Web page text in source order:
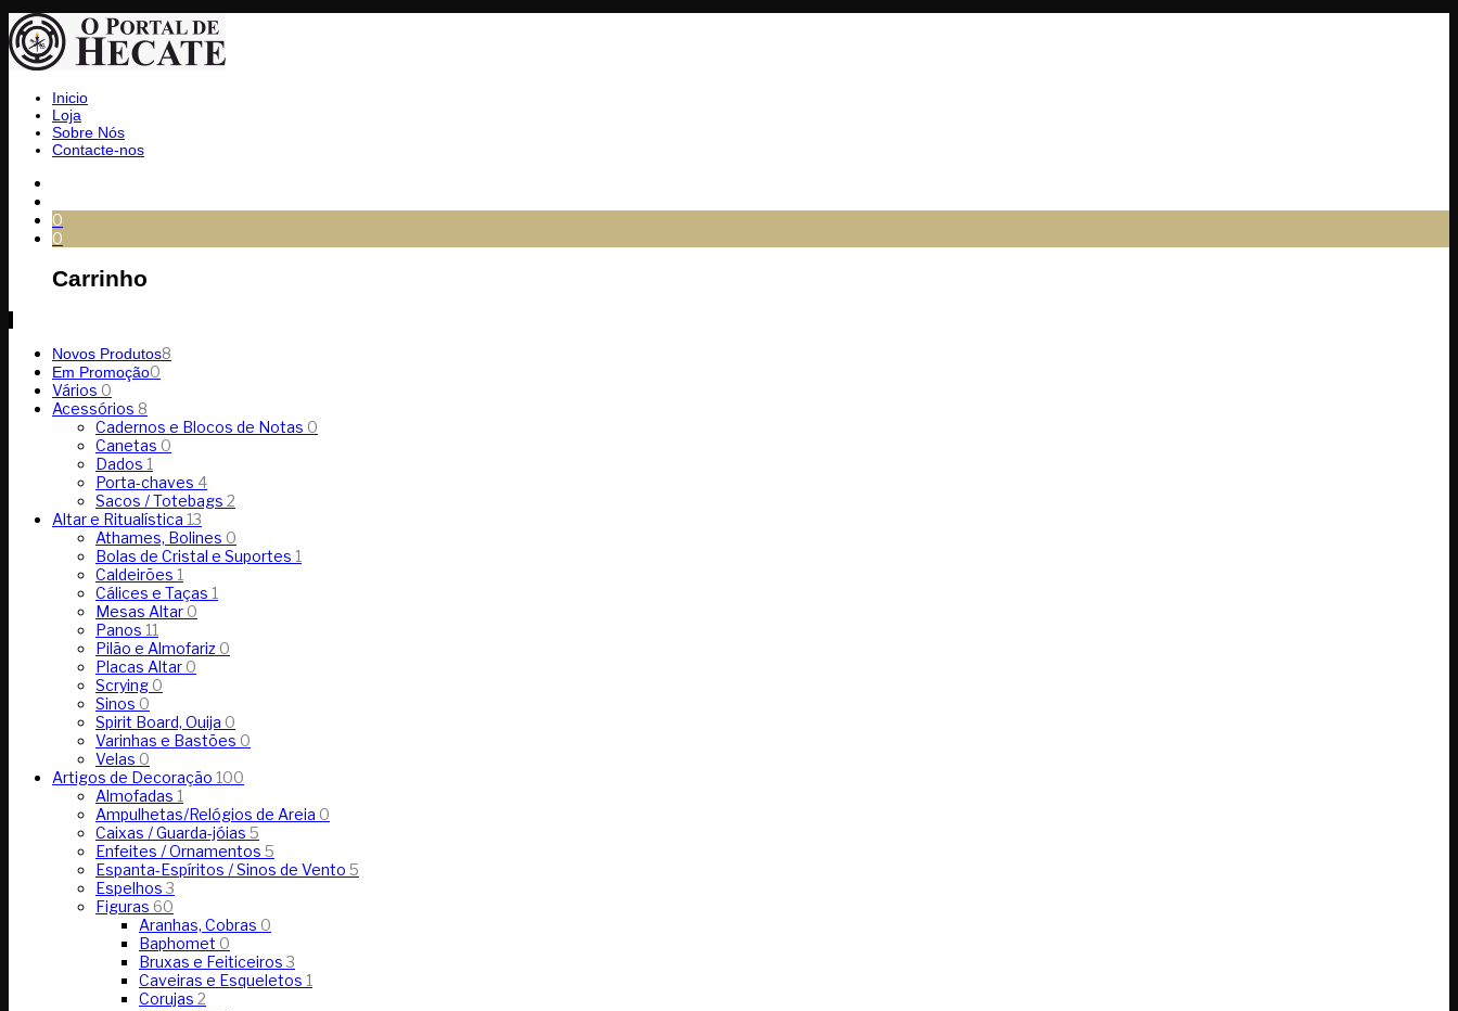
Inicio
Loja
Sobre Nós
Contacte-nos
0
0
Carrinho
Novos Produtos8
Em Promoção0
Vários 0
Acessórios 8
Cadernos e Blocos de Notas 0
Canetas 0
Dados 1
Porta-chaves 4
Sacos / Totebags 2
Altar e Ritualística 13
Athames, Bolines 0
Bolas de Cristal e Suportes 1
Caldeirões 1
Cálices e Taças 1
Mesas Altar 0
Panos 11
Pilão e Almofariz 0
Placas Altar 0
Scrying 0
Sinos 0
Spirit Board, Ouija 0
Varinhas e Bastões 0
Velas 0
Artigos de Decoração 100
Almofadas 1
Ampulhetas/Relógios de Areia 0
Caixas / Guarda-jóias 5
Enfeites / Ornamentos 5
Espanta-Espíritos / Sinos de Vento 5
Espelhos3
Figuras 60
Aranhas, Cobras 0
Baphomet 0
Bruxas e Feiticeiros3
Caveiras e Esqueletos 1
Corujas 2